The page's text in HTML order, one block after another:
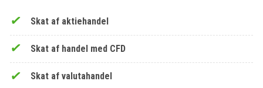
Skat af aktiehandel
Skat af handel med CFD
Skat af valutahandel